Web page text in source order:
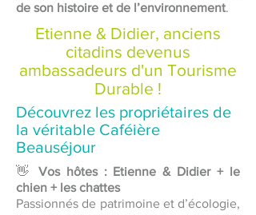
de son histoire et de l’environnement.
Etienne & Didier, anciens
citadins devenus
ambassadeurs d'un Tourisme
Durable !
Découvrez les propriétaires de
la véritable Caféière
Beauséjour
👋 Vos hôtes : Etienne & Didier + le
chien + les chattes
Passionnés de patrimoine et d’écologie,